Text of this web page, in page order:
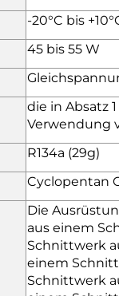
-20°C bis
45 bis 55 W
die in Absatz
Verwendung
R134a (29g)
Cyclopentan
Die
aus einem
Schnittwerk
einem
Schnittwerk